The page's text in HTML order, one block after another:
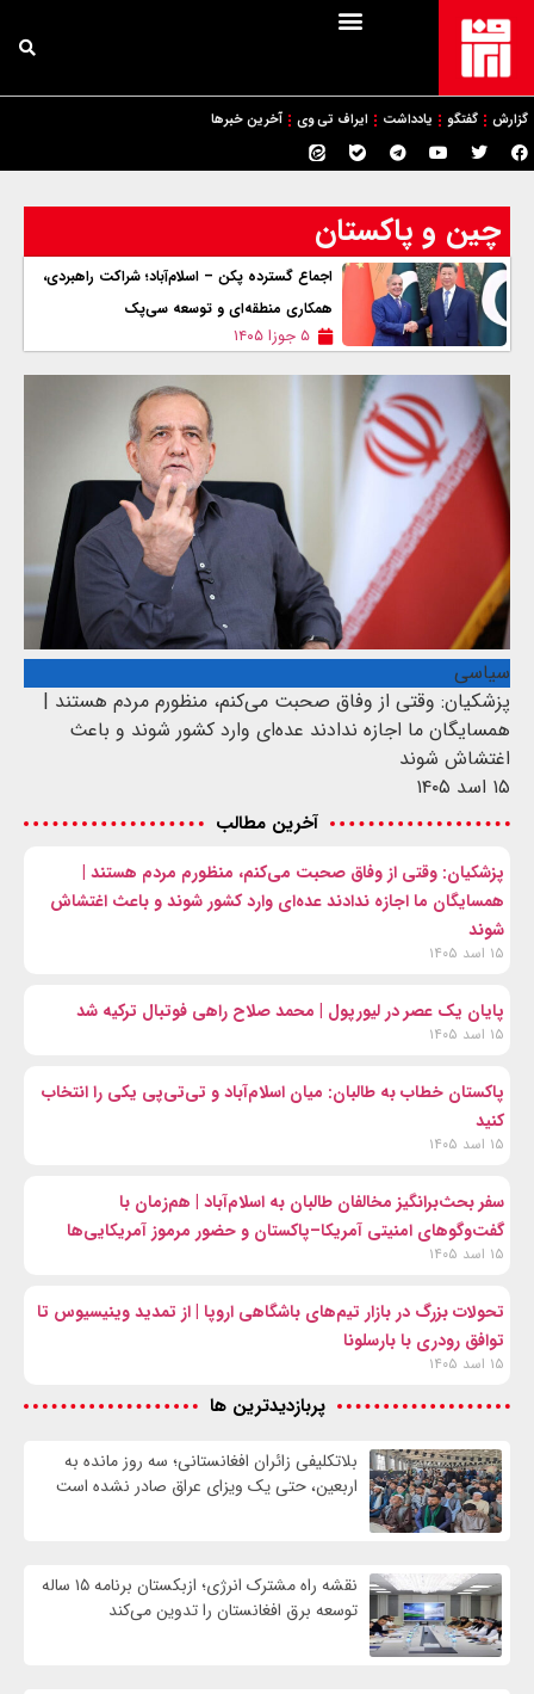
گزارش گفتگو یادداشت ایراف تی وی آخرین خبرها
چین و پاکستان
اجماع گسترده پکن – اسلام‌آباد؛ شراکت راهبردی،
همکاری منطقه‌ای و توسعه سی‌پک
۵ جوزا ۱۴۰۵
سیاسی
پزشکیان: وقتی از وفاق صحبت می‌کنم، منظورم مردم هستند |
همسایگان ما اجازه ندادند عده‌ای وارد کشور شوند و باعث
اغتشاش شوند
۱۵ اسد ۱۴۰۵
آخرین مطالب
پزشکیان: وقتی از وفاق صحبت می‌کنم، منظورم مردم هستند |
همسایگان ما اجازه ندادند عده‌ای وارد کشور شوند و باعث اغتشاش
شوند
۱۵ اسد ۱۴۰۵
پایان یک عصر در لیورپول | محمد صلاح راهی فوتبال ترکیه شد
۱۵ اسد ۱۴۰۵
پاکستان خطاب به طالبان: میان اسلام‌آباد و تی‌تی‌پی یکی را انتخاب
کنید
۱۵ اسد ۱۴۰۵
سفر بحث‌برانگیز مخالفان طالبان به اسلام‌آباد | هم‌زمان با
گفت‌وگوهای امنیتی آمریکا–پاکستان و حضور مرموز آمریکایی‌ها
۱۵ اسد ۱۴۰۵
تحولات بزرگ در بازار تیم‌های باشگاهی اروپا | از تمدید وینیسیوس تا
توافق رودری با بارسلونا
۱۵ اسد ۱۴۰۵
پربازدیدترین ها
بلاتکلیفی زائران افغانستانی؛ سه روز مانده به
اربعین، حتی یک ویزای عراق صادر نشده است
نقشه راه مشترک انرژی؛ ازبکستان برنامه ۱۵ ساله
توسعه برق افغانستان را تدوین می‌کند